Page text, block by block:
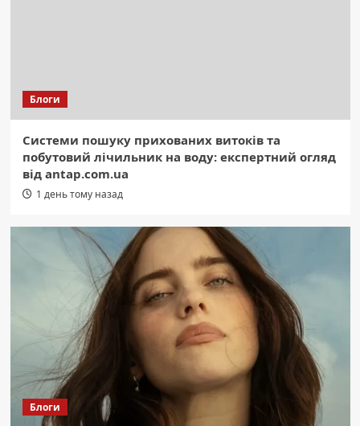
Блоги
Системи пошуку прихованих витоків та
побутовий лічильник на воду: експертний огляд
від antap.com.ua
1 день тому назад
Блоги